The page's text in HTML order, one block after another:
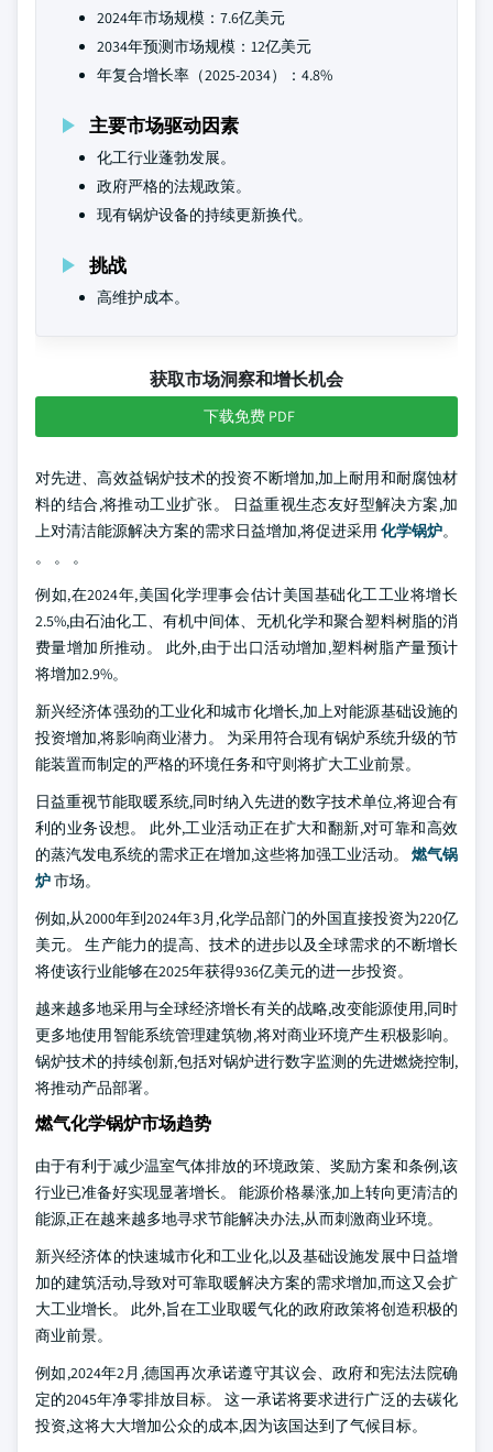
2024年市场规模：7.6亿美元
2034年预测市场规模：12亿美元
年复合增长率（2025-2034）：4.8%
主要市场驱动因素
化工行业蓬勃发展。
政府严格的法规政策。
现有锅炉设备的持续更新换代。
挑战
高维护成本。
获取市场洞察和增长机会
下载免费 PDF
对先进、高效益锅炉技术的投资不断增加,加上耐用和耐腐蚀材
料的结合,将推动工业扩张。 日益重视生态友好型解决方案,加
上对清洁能源解决方案的需求日益增加,将促进采用 化学锅炉。
。 。 。
例如,在2024年,美国化学理事会估计美国基础化工工业将增长
2.5%,由石油化工、有机中间体、无机化学和聚合塑料树脂的消
费量增加所推动。 此外,由于出口活动增加,塑料树脂产量预计
将增加2.9%。
新兴经济体强劲的工业化和城市化增长,加上对能源基础设施的
投资增加,将影响商业潜力。 为采用符合现有锅炉系统升级的节
能装置而制定的严格的环境任务和守则将扩大工业前景。
日益重视节能取暖系统,同时纳入先进的数字技术单位,将迎合有
利的业务设想。 此外,工业活动正在扩大和翻新,对可靠和高效
的蒸汽发电系统的需求正在增加,这些将加强工业活动。 燃气锅
炉市场。
例如,从2000年到2024年3月,化学品部门的外国直接投资为220亿
美元。 生产能力的提高、技术的进步以及全球需求的不断增长
将使该行业能够在2025年获得936亿美元的进一步投资。
越来越多地采用与全球经济增长有关的战略,改变能源使用,同时
更多地使用智能系统管理建筑物,将对商业环境产生积极影响。
锅炉技术的持续创新,包括对锅炉进行数字监测的先进燃烧控制,
将推动产品部署。
燃气化学锅炉市场趋势
由于有利于减少温室气体排放的环境政策、奖励方案和条例,该
行业已准备好实现显著增长。 能源价格暴涨,加上转向更清洁的
能源,正在越来越多地寻求节能解决办法,从而刺激商业环境。
新兴经济体的快速城市化和工业化,以及基础设施发展中日益增
加的建筑活动,导致对可靠取暖解决方案的需求增加,而这又会扩
大工业增长。 此外,旨在工业取暖气化的政府政策将创造积极的
商业前景。
例如,2024年2月,德国再次承诺遵守其议会、政府和宪法法院确
定的2045年净零排放目标。 这一承诺将要求进行广泛的去碳化
投资,这将大大增加公众的成本,因为该国达到了气候目标。